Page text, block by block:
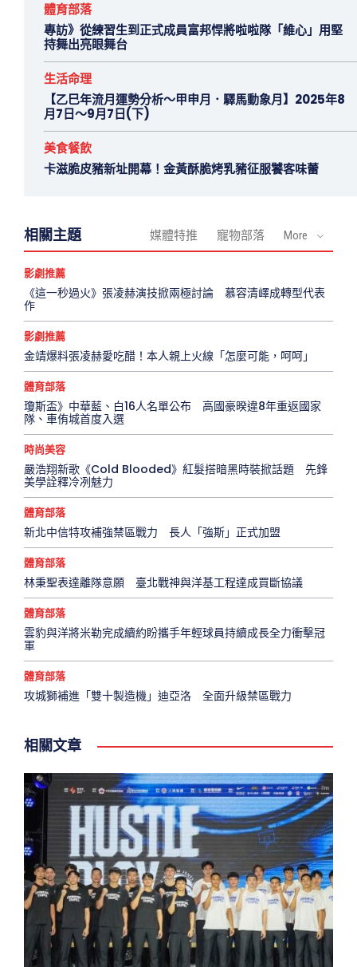
體育部落
專訪》從練習生到正式成員富邦悍將啦啦隊「維心」用堅
持舞出亮眼舞台
生活命理
【乙巳年流月運勢分析～甲申月．驛馬動象月】2025年8
月7日～9月7日(下)
美食餐飲
卡滋脆皮豬新址開幕！金黃酥脆烤乳豬征服饕客味蕾
相關主題 媒體特推 寵物部落 More
影劇推薦
《這一秒過火》張凌赫演技掀兩極討論 慕容清嶧成轉型代表
作
影劇推薦
金靖爆料張凌赫愛吃醋！本人親上火線「怎麼可能，呵呵」
體育部落
瓊斯盃》中華藍、白16人名單公布 高國豪暌違8年重返國家
隊、車侑城首度入選
時尚美容
嚴浩翔新歌《Cold Blooded》紅髮搭暗黑時裝掀話題 先鋒
美學詮釋冷冽魅力
體育部落
新北中信特攻補強禁區戰力 長人「強斯」正式加盟
體育部落
林秉聖表達離隊意願 臺北戰神與洋基工程達成買斷協議
體育部落
雲豹與洋將米勒完成續約盼攜手年輕球員持續成長全力衝擊冠
軍
體育部落
攻城獅補進「雙十製造機」迪亞洛 全面升級禁區戰力
相關文章